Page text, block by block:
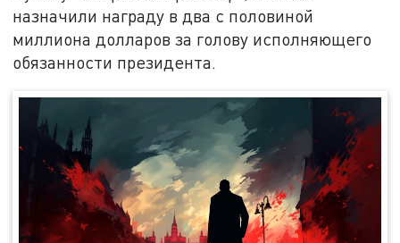
назначили награду в два с половиной
миллиона долларов за голову исполняющего
обязанности президента.